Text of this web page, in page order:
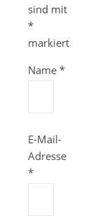
sind mit
*
markiert
Name *
E-Mail-
Adresse
*